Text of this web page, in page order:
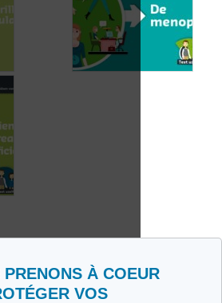
PRENONS À COEUR
VOS